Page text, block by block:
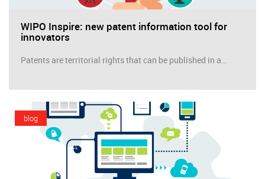
WIPO Inspire: new patent information tool for
innovators
Patents are territorial rights that can be published in a…
blog